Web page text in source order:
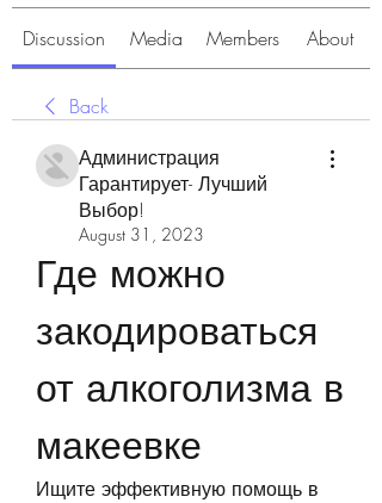
Discussion Media Members About
Back
Администрация
Гарантирует- Лучший
Выбор!
August 31, 2023
Где можно
закодироваться
от алкоголизма в
макеевке
Ищите эффективную помощь в